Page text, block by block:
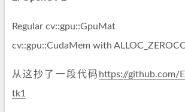
Regular cv::gpu::GpuMat
cv::gpu::CudaMem with
从这抄了一段代码 https://github.com/
tk1